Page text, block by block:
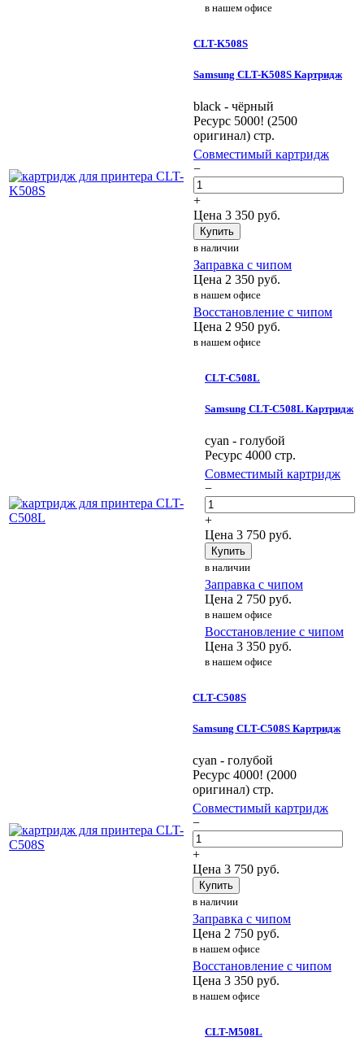
в нашем офисе
CLT-K508S
Samsung CLT-K508S Картридж
black - чёрный
Ресурс 5000! (2500
оригинал) стр.
Совместимый картридж
−
+
Цена 3 350 руб.
Купить
в наличии
Заправка с чипом
Цена 2 350 руб.
в нашем офисе
Восстановление с чипом
Цена 2 950 руб.
в нашем офисе
CLT-C508L
Samsung CLT-C508L Картридж
cyan - голубой
Ресурс 4000 стр.
Совместимый картридж
−
+
Цена 3 750 руб.
Купить
в наличии
Заправка с чипом
Цена 2 750 руб.
в нашем офисе
Восстановление с чипом
Цена 3 350 руб.
в нашем офисе
CLT-C508S
Samsung CLT-C508S Картридж
cyan - голубой
Ресурс 4000! (2000
оригинал) стр.
Совместимый картридж
−
+
Цена 3 750 руб.
Купить
в наличии
Заправка с чипом
Цена 2 750 руб.
в нашем офисе
Восстановление с чипом
Цена 3 350 руб.
в нашем офисе
CLT-M508L